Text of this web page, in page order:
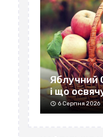
Яблучний
і що
6 Серпня 2026